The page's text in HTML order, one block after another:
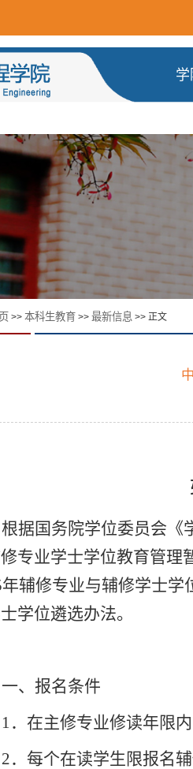
>> 本科生教育>> 最新信息 >> 正文
根据国务院学位委员会《
专业学士学位教育管理
年辅修专业与辅修学士学
学位遴选办法。
一、报名条件
1 ．在主修专业修读年限
2．每个在读学生限报名